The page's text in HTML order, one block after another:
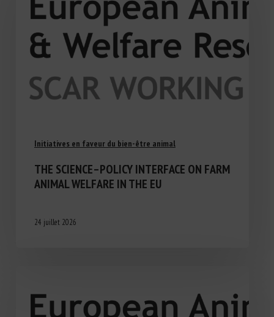
Initiatives en faveur du bien-être animal
THE SCIENCE–POLICY INTERFACE ON FARM
ANIMAL WELFARE IN THE EU
24 juillet 2026